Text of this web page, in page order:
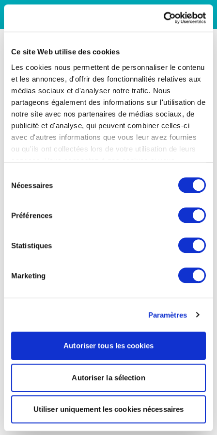
Ce site Web utilise des cookies
Les cookies nous permettent de personnaliser le contenu
et les annonces, d'offrir des fonctionnalités relatives aux
médias sociaux et d'analyser notre trafic. Nous
partageons également des informations sur l'utilisation de
notre site avec nos partenaires de médias sociaux, de
publicité et d'analyse, qui peuvent combiner celles-ci
avec d'autres informations que vous leur avez fournies
ou qu'ils ont collectées lors de votre utilisation de leurs
Nécessaires
Préférences
Statistiques
Marketing
Paramètres
Autoriser tous les cookies
Autoriser la sélection
Utiliser uniquement les cookies nécessaires